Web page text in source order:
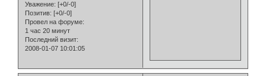
Уважение: [+0/-0]
Позитив: [+0/-0]
Провел на форуме:
1 час 20 минут
Последний визит:
2008-01-07 10:01:05